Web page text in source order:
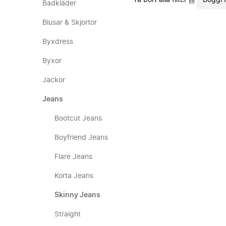
Badkläder
Blusar & Skjortor
Byxdress
Byxor
Jackor
Jeans
Bootcut Jeans
Boyfriend Jeans
Flare Jeans
Korta Jeans
Skinny Jeans
Straight